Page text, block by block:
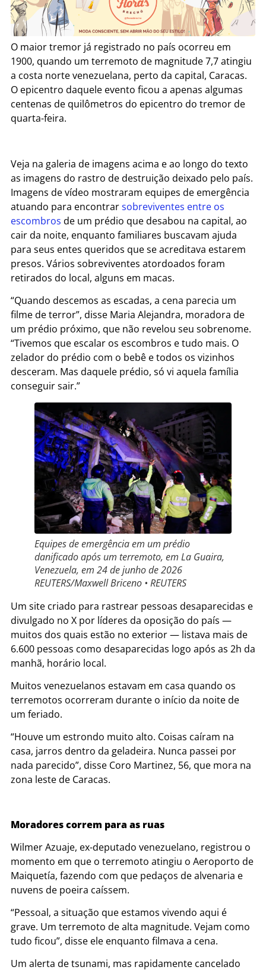
O maior tremor já registrado no país ocorreu em
1900, quando um terremoto de magnitude 7,7 atingiu
a costa norte venezuelana, perto da capital, Caracas.
O epicentro daquele evento ficou a apenas algumas
centenas de quilômetros do epicentro do tremor de
quarta-feira.
Veja na galeria de imagens acima e ao longo do texto
as imagens do rastro de destruição deixado pelo país.
Imagens de vídeo mostraram equipes de emergência
atuando para encontrarsobreviventes entre os
escombros de um prédio que desabou na capital, ao
cair da noite, enquanto familiares buscavam ajuda
para seus entes queridos que se acreditava estarem
presos. Vários sobreviventes atordoados foram
retirados do local, alguns em macas.
“Quando descemos as escadas, a cena parecia um
filme de terror”, disse Maria Alejandra, moradora de
um prédio próximo, que não revelou seu sobrenome.
“Tivemos que escalar os escombros e tudo mais. O
zelador do prédio com o bebê e todos os vizinhos
desceram. Mas daquele prédio, só vi aquela família
conseguir sair.”
Equipes de emergência em um prédio
danificado após um terremoto, em La Guaira,
Venezuela, em 24 de junho de 2026
REUTERS/Maxwell Briceno • REUTERS
Um site criado para rastrear pessoas desaparecidas e
divulgado no X por líderes da oposição do país —
muitos dos quais estão no exterior — listava mais de
6.600 pessoas como desaparecidas logo após as 2h da
manhã, horário local.
Muitos venezuelanos estavam em casa quando os
terremotos ocorreram durante o início da noite de
um feriado.
“Houve um estrondo muito alto. Coisas caíram na
casa, jarros dentro da geladeira. Nunca passei por
nada parecido”, disse Coro Martinez, 56, que mora na
zona leste de Caracas.
Moradores correm para as ruas
Wilmer Azuaje, ex-deputado venezuelano, registrou o
momento em que o terremoto atingiu o Aeroporto de
Maiquetía, fazendo com que pedaços de alvenaria e
nuvens de poeira caíssem.
“Pessoal, a situação que estamos vivendo aqui é
grave. Um terremoto de alta magnitude. Vejam como
tudo ficou”, disse ele enquanto filmava a cena.
Um alerta de tsunami, mas rapidamente cancelado